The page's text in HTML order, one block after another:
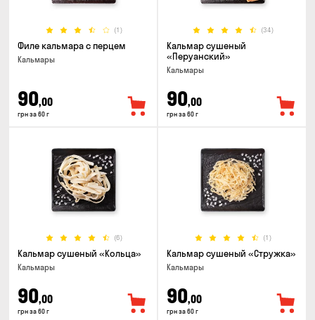
(1)
Филе кальмара с перцем
Кальмары
90,00
грн за 60 г
(34)
Кальмар сушеный
«Перуанский»
Кальмары
90,00
грн за 60 г
(6)
Кальмар сушеный «Кольца»
Кальмары
90,00
грн за 60 г
(1)
Кальмар сушеный «Стружка»
Кальмары
90,00
грн за 60 г